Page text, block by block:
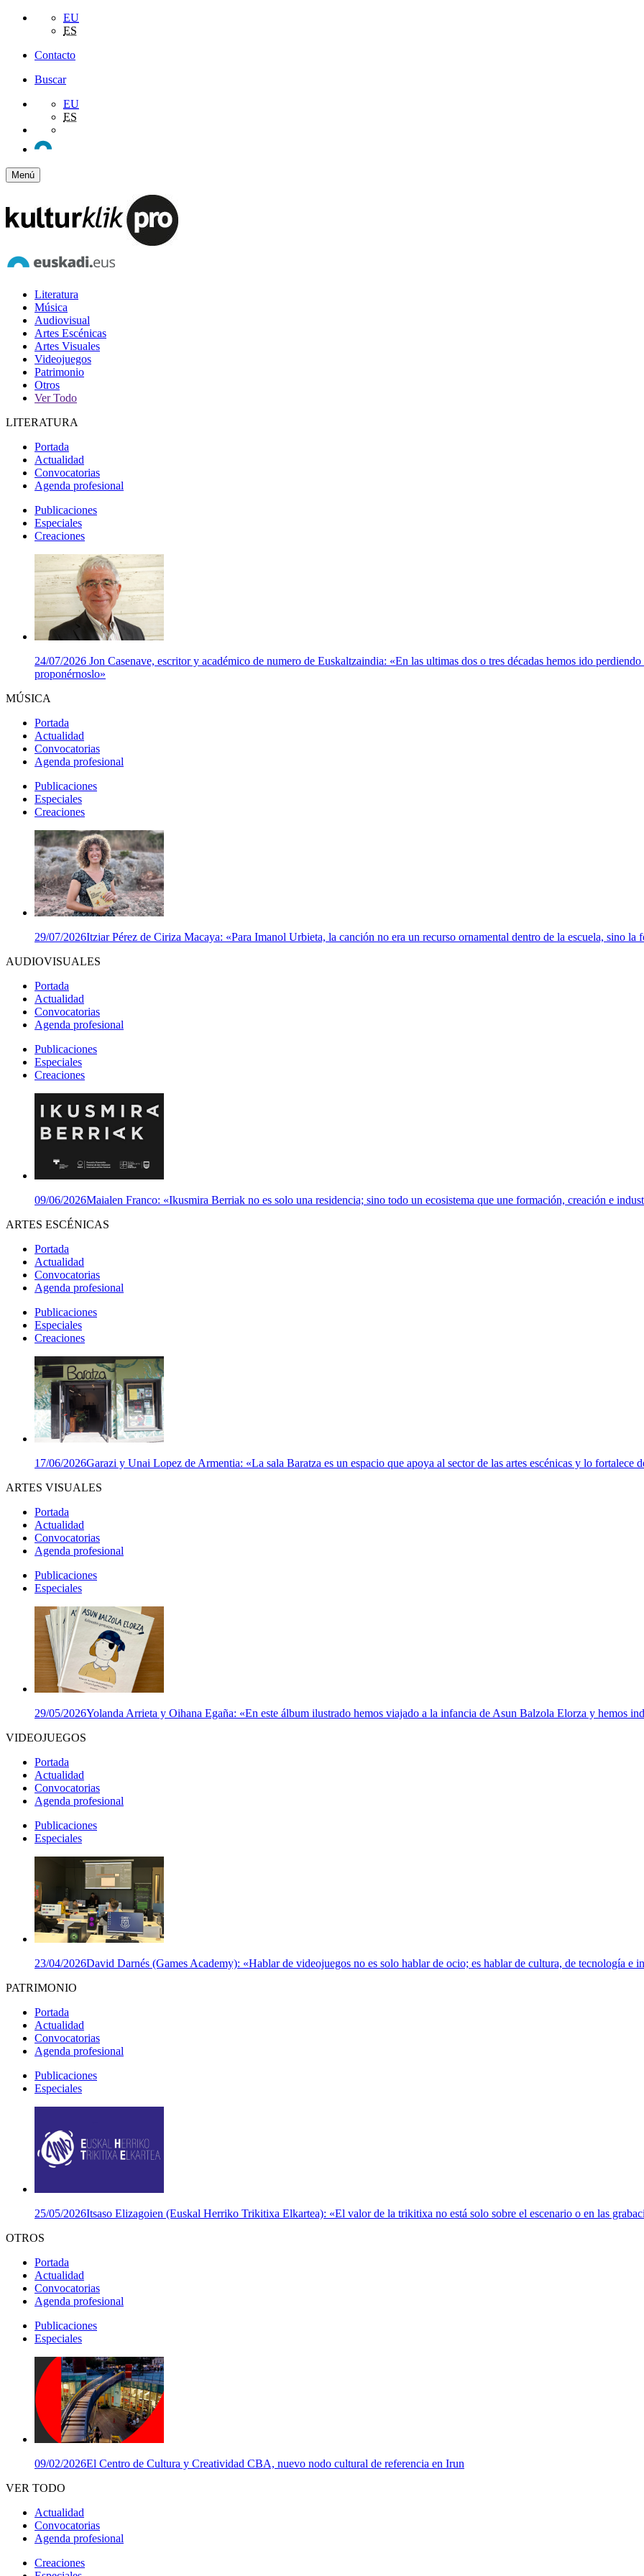
EU
ES
Contacto
Buscar
EU
ES
Menú
Literatura
Música
Audiovisual
Artes Escénicas
Artes Visuales
Videojuegos
Patrimonio
Otros
Ver Todo
LITERATURA
Portada
Actualidad
Convocatorias
Agenda profesional
Publicaciones
Especiales
Creaciones
24/07/2026 Jon Casenave, escritor y académico de numero de Euskaltzaindia: «En las ultimas dos o tres décadas hemos ido
proponérnoslo»
MÚSICA
Portada
Actualidad
Convocatorias
Agenda profesional
Publicaciones
Especiales
Creaciones
29/07/2026Itziar Pérez de Ciriza Macaya: «Para Imanol Urbieta, la canción no era un recurso ornamental dentro de la escuela, sino la
AUDIOVISUALES
Portada
Actualidad
Convocatorias
Agenda profesional
Publicaciones
Especiales
Creaciones
09/06/2026Maialen Franco: «Ikusmira Berriak no es solo una residencia; sino todo un ecosistema que une formación, creación e
ARTES ESCÉNICAS
Portada
Actualidad
Convocatorias
Agenda profesional
Publicaciones
Especiales
Creaciones
17/06/2026Garazi y Unai Lopez de Armentia: «La sala Baratza es un espacio que apoya al sector de las artes escénicas y lo fortalece
ARTES VISUALES
Portada
Actualidad
Convocatorias
Agenda profesional
Publicaciones
Especiales
29/05/2026Yolanda Arrieta y Oihana Egaña: «En este álbum ilustrado hemos viajado a la infancia de Asun Balzola Elorza y hemos
VIDEOJUEGOS
Portada
Actualidad
Convocatorias
Agenda profesional
Publicaciones
Especiales
23/04/2026David Darnés (Games Academy): «Hablar de videojuegos no es solo hablar de ocio; es hablar de cultura, de tecnología
PATRIMONIO
Portada
Actualidad
Convocatorias
Agenda profesional
Publicaciones
Especiales
25/05/2026Itsaso Elizagoien (Euskal Herriko Trikitixa Elkartea): «El valor de la trikitixa no está solo sobre el escenario o en las
OTROS
Portada
Actualidad
Convocatorias
Agenda profesional
Publicaciones
Especiales
09/02/2026El Centro de Cultura y Creatividad CBA, nuevo nodo cultural de referencia en Irun
VER TODO
Actualidad
Convocatorias
Agenda profesional
Creaciones